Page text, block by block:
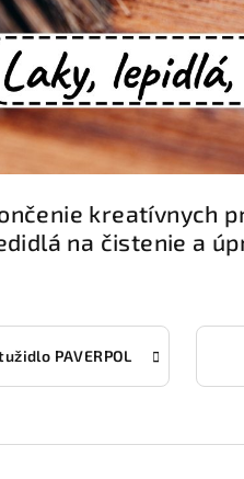
kreatívnych
na čistenie a
PAVERPOL